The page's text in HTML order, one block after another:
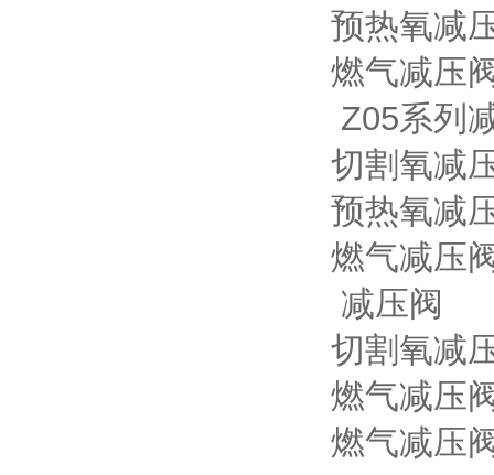
预热氧减
燃气减压
Z05系列
切割氧减
预热氧减
燃气减压
减压阀
切割氧减
燃气减压
燃气减压